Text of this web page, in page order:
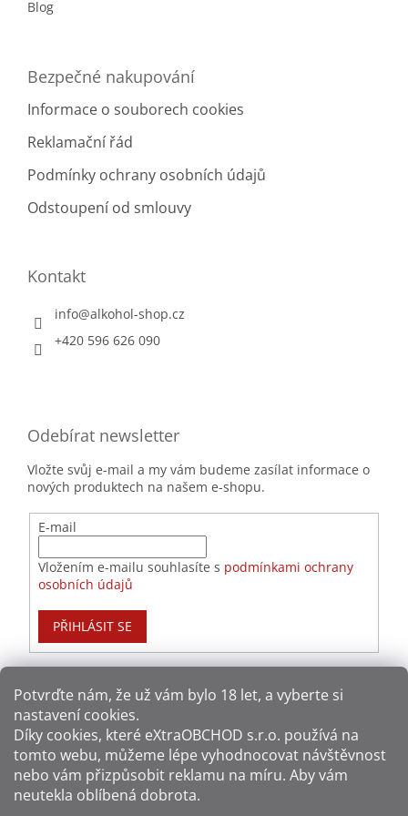
Potvrďte nám​​, že už vám bylo 18 let, a vyberte si
nastavení cookies.
Díky cookies, které eXtraOBCHOD s.r.o. používá na
tomto webu, můžeme lépe vyhodnocovat návštěvnost
nebo vám přizpůsobit reklamu na míru. Aby vám
neutekla oblíbená dobrota.
Blog
Bezpečné nakupování
Informace o souborech cookies
Reklamační řád
Podmínky ochrany osobních údajů
Odstoupení od smlouvy
Kontakt
info@alkohol-shop.cz
+420 596 626 090
Odebírat newsletter
Vložte svůj e-mail a my vám budeme zasílat informace o
nových produktech na našem e-shopu.
E-mail
Vložením e-mailu souhlasíte s podmínkami ochrany
osobních údajů
PŘIHLÁSIT SE
Způsoby dopravy: